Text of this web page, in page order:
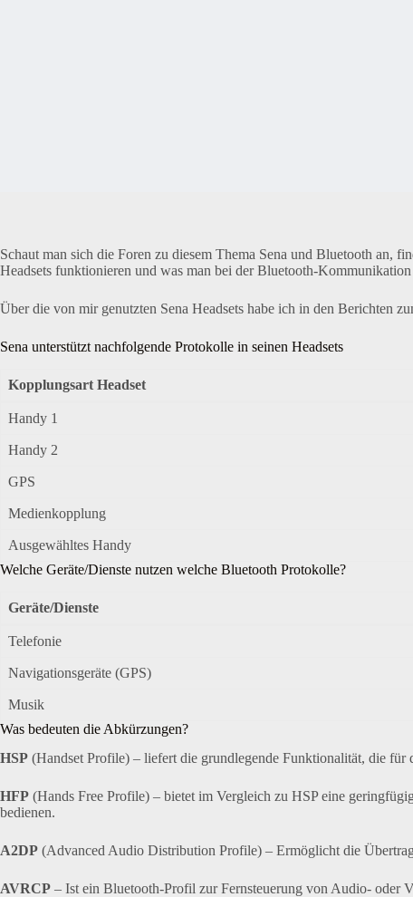
Schaut man sich die Foren zu diesem Thema Sena und Bluetooth an,
Headsets funktionieren und was man bei der Bluetooth-
Über die von mir genutzten Sena Headsets habe ich in den Berichten
Sena unterstützt nachfolgende Protokolle in seinen Headsets
Kopplungsart Headset
Handy 1
Handy 2
GPS
Medienkopplung
Ausgewähltes Handy
Welche Geräte/Dienste nutzen welche Bluetooth Protokolle?
Geräte/Dienste
Telefonie
Navigationsgeräte (GPS)
Musik
Was bedeuten die Abkürzungen?
HSP (Handset Profile) – liefert die grundlegende Funktionalität, die
HFP (Hands Free Profile) – bietet im Vergleich zu HSP eine
bedienen.
A2DP (Advanced Audio Distribution Profile) – Ermöglicht die
AVRCP – Ist ein Bluetooth-Profil zur Fernsteuerung von Audio- oder